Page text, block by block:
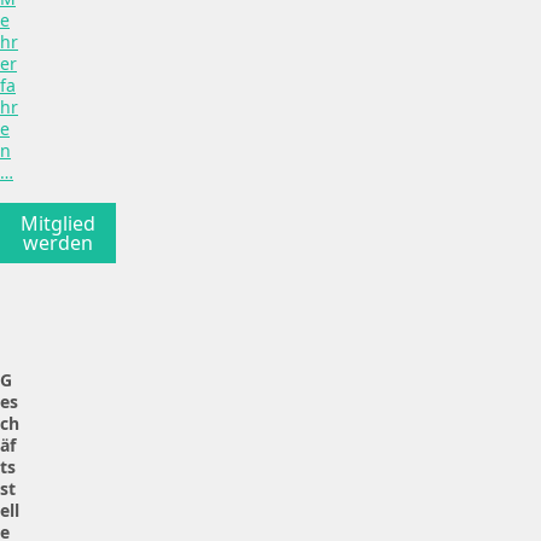
e
hr
er
fa
hr
e
n
…
Mitglied
werden
G
es
ch
äf
ts
st
ell
e